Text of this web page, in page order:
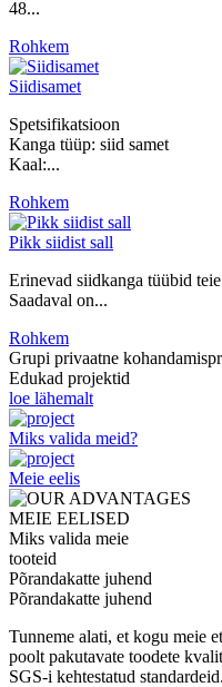
48...
Rohkem
Siidisamet
Spetsifikatsioon
Kanga tüüp: siid samet
Kaal:...
Rohkem
Pikk siidist sall
Erinevad siidkanga tüübid
Saadaval on...
Rohkem
Grupi privaatne
Edukad projektid
loe lähemalt
Miks valida meid?
Meie eelis
MEIE EELISED
Miks valida meie
tooteid
Põrandakatte juhend
Põrandakatte juhend
Tunneme alati, et kogu meie
poolt pakutavate toodete
SGS-i kehtestatud standardeid.